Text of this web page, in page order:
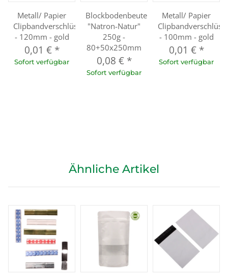
Metall/ Papier
Clipbandverschlüsse
- 120mm - gold
0,01 € *
Sofort verfügbar
Blockbodenbeutel
"Natron-Natur"
250g -
80+50x250mm
0,08 € *
Sofort verfügbar
Metall/ Papier
- 100mm - gold
0,01 € *
Sofort verfügbar
Ähnliche Artikel